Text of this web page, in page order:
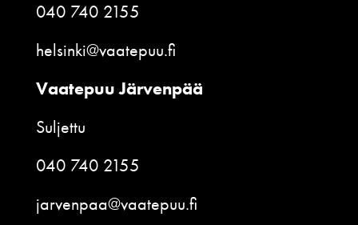
040 740 2155
helsinki@vaatepuu.fi
Vaatepuu Järvenpää
Suljettu
040 740 2155
jarvenpaa@vaatepuu.fi